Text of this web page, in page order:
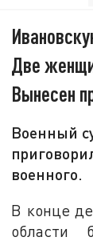
Две
Вынесен
Военный
военного.
В конце
области